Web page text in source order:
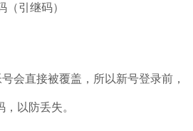
（引继码）
会直接被覆盖，所以新号登录前，
以防丢失。